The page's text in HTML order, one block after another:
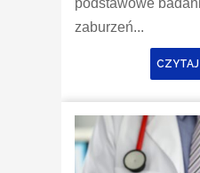
podstawowe
zaburzeń...
CZYTAJ